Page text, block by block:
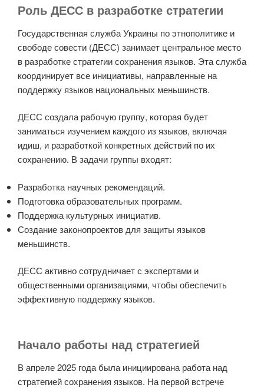
Роль ДЕСС в разработке стратегии
Государственная служба Украины по этнополитике и
свободе совести (ДЕСС) занимает центральное место
в разработке стратегии сохранения языков. Эта служба
координирует все инициативы, направленные на
поддержку языков национальных меньшинств.
ДЕСС создала рабочую группу, которая будет
заниматься изучением каждого из языков, включая
идиш, и разработкой конкретных действий по их
сохранению. В задачи группы входят:
Разработка научных рекомендаций.
Подготовка образовательных программ.
Поддержка культурных инициатив.
Создание законопроектов для защиты языков
меньшинств.
ДЕСС активно сотрудничает с экспертами и
общественными организациями, чтобы обеспечить
эффективную поддержку языков.
Начало работы над стратегией
В апреле 2025 года была инициирована работа над
стратегией сохранения языков. На первой встрече